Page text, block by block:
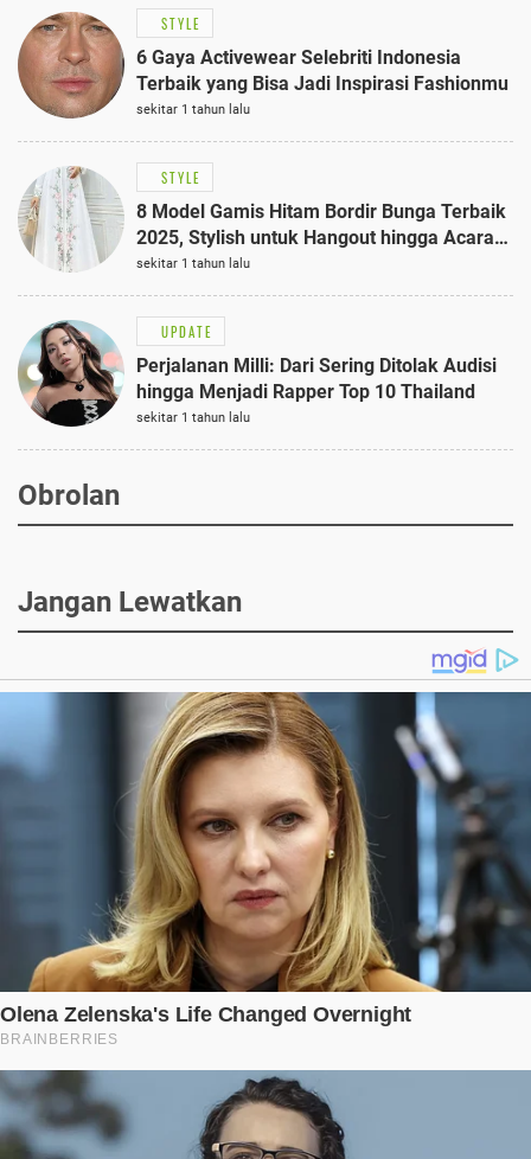
STYLE
6 Gaya Activewear Selebriti Indonesia
Terbaik yang Bisa Jadi Inspirasi Fashionmu
sekitar 1 tahun lalu
STYLE
8 Model Gamis Hitam Bordir Bunga Terbaik
2025, Stylish untuk Hangout hingga Acara
Semi-Formal
sekitar 1 tahun lalu
UPDATE
Perjalanan Milli: Dari Sering Ditolak Audisi
hingga Menjadi Rapper Top 10 Thailand
sekitar 1 tahun lalu
Obrolan
Jangan Lewatkan